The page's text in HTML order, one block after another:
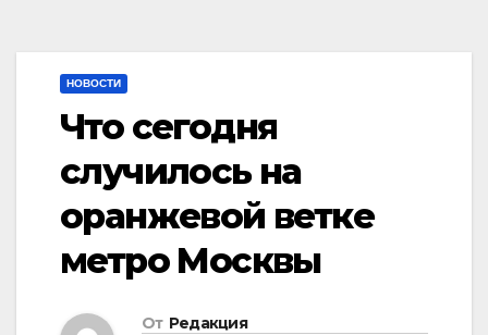
НОВОСТИ
Что сегодня
случилось на
оранжевой ветке
метро Москвы
От Редакция